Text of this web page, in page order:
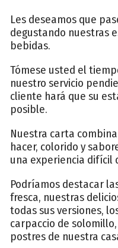
Les deseamos que
degustando nuestras
bebidas.
Tómese usted el
nuestro servicio
cliente hará que su
posible.
Nuestra carta
hacer, colorido y
una experiencia difícil
Podríamos destacar
fresca, nuestras
todas sus versiones,
carpaccio de
postres de nuestra